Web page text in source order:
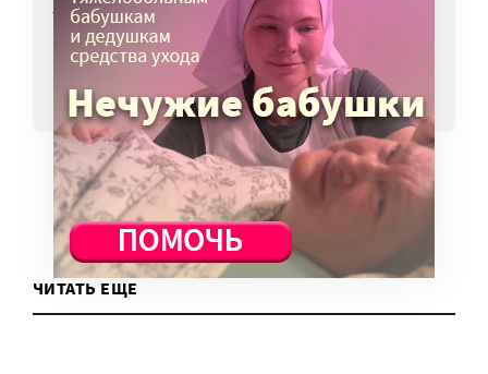
7 авг, 13:13
ВСЕ НОВОСТИ
ЧИТАТЬ ЕЩЕ